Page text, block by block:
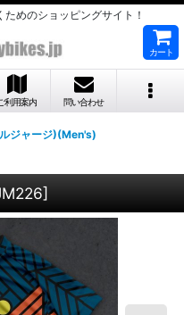
めのショッピングサイト！
カート
利用案内 問い合わせ
ジャージ)(Men's)
]